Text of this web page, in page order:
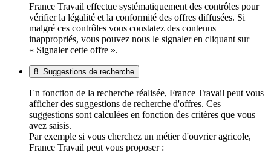
France Travail effectue systématiquement des contrôles pour
vérifier la légalité et la conformité des offres diffusées. Si
malgré ces contrôles vous constatez des contenus
inappropriés, vous pouvez nous le signaler en cliquant sur
« Signaler cette offre ».
8. Suggestions de recherche
En fonction de la recherche réalisée, France Travail peut vous
afficher des suggestions de recherche d'offres. Ces
suggestions sont calculées en fonction des critères que vous
avez saisis.
Par exemple si vous cherchez un métier d'ouvrier agricole,
France Travail peut vous proposer :